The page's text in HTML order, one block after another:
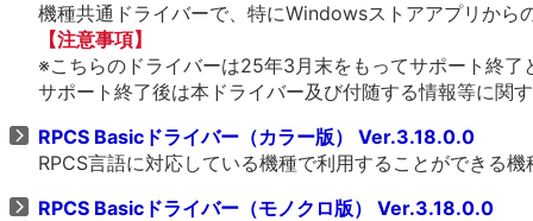
機種共通ドライバーで、特にWindowsストアアプリから
【注意事項】
※こちらのドライバーは25年3月末をもってサポート終了
サポート終了後は本ドライバー及び付随する情報等に関
RPCS Basicドライバー（カラー版） Ver.3.18.0.0
RPCS言語に対応している機種で利用することができる
RPCS Basicドライバー（モノクロ版） Ver.3.18.0.0